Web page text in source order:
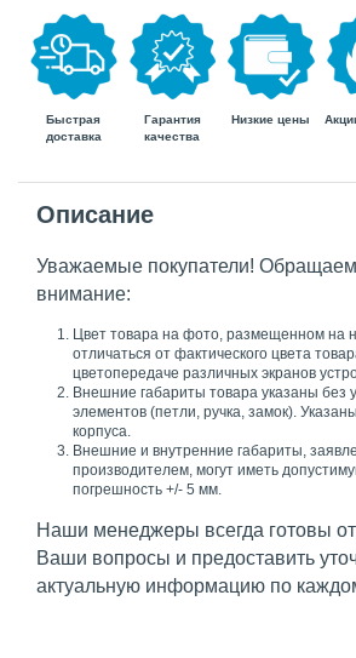
Быстрая
доставка
Гарантия
качества
Низкие цены
Описание
Уважаемые покупатели!
внимание:
Цвет товара на фото, размещенном на
отличаться от фактического цвета
цветопередаче различных экранов
Внешние габариты товара указаны без
элементов (петли, ручка, замок).
корпуса.
Внешние и внутренние габариты,
производителем, могут иметь
погрешность +/- 5 мм.
Наши менеджеры всегда готовы
Ваши вопросы и предоставить
актуальную информацию по